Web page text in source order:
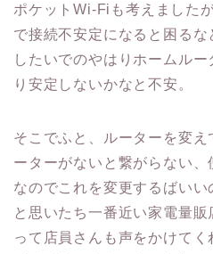
ポケットWi-Fiも考えました
で接続不安定になると困る
したいでのやはりホームル
り安定しないかなと不安。
そこでふと、ルーターを変
ーターがないと繋がらない
なのでこれを変更するばいい
と思いたち一番近い家電量
って店員さんも声をかけて